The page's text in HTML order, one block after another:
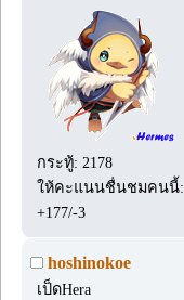
กระทู้: 2178
ให้คะแนนชื่นชมคนนี้:
+177/-3
hoshinokoe
เป็ดHera